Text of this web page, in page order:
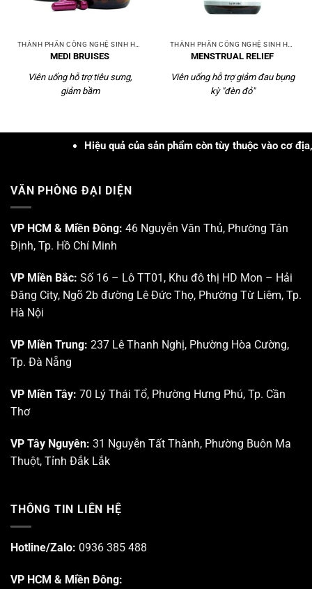
MEDI BRUISES
Viên uống hỗ trợ tiêu sưng,
giảm bầm
MENSTRUAL RELIEF
Viên uống hỗ trợ giảm đau bụng
kỳ "đèn đỏ"
Hiệu quả của sản phẩm còn tùy thuộc vào cơ địa,
VĂN PHÒNG ĐẠI DIỆN
VP HCM & Miền Đông: 46 Nguyễn Văn Thủ, Phường Tân
Định, Tp. Hồ Chí Minh
VP Miền Bắc: Số 16 – Lô TT01, Khu đô thị HD Mon – Hải
Đăng City, Ngõ 2b đường Lê Đức Thọ, Phường Từ Liêm, Tp.
Hà Nội
VP Miền Trung: 237 Lê Thanh Nghị, Phường Hòa Cường,
Tp. Đà Nẵng
VP Miền Tây: 70 Lý Thái Tổ, Phường Hưng Phú, Tp. Cần
Thơ
VP Tây Nguyên: 31 Nguyễn Tất Thành, Phường Buôn Ma
Thuột, Tỉnh Đắk Lắk
THÔNG TIN LIÊN HỆ
Hotline/Zalo: 0936 385 488
VP HCM & Miền Đông: